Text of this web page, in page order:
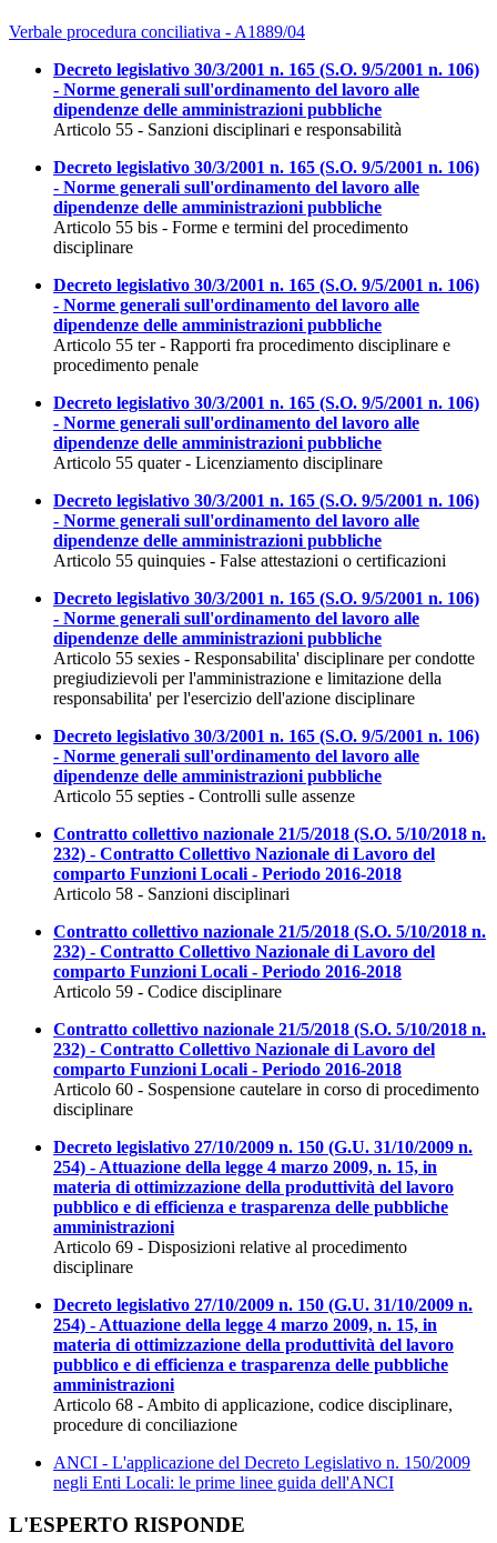
Verbale procedura conciliativa - A1889/04
Decreto legislativo 30/3/2001 n. 165 (S.O. 9/5/2001 n. 106)
- Norme generali sull'ordinamento del lavoro alle
dipendenze delle amministrazioni pubbliche
Articolo 55 - Sanzioni disciplinari e responsabilità
Decreto legislativo 30/3/2001 n. 165 (S.O. 9/5/2001 n. 106)
- Norme generali sull'ordinamento del lavoro alle
dipendenze delle amministrazioni pubbliche
Articolo 55 bis - Forme e termini del procedimento
disciplinare
Decreto legislativo 30/3/2001 n. 165 (S.O. 9/5/2001 n. 106)
- Norme generali sull'ordinamento del lavoro alle
dipendenze delle amministrazioni pubbliche
Articolo 55 ter - Rapporti fra procedimento disciplinare e
procedimento penale
Decreto legislativo 30/3/2001 n. 165 (S.O. 9/5/2001 n. 106)
- Norme generali sull'ordinamento del lavoro alle
dipendenze delle amministrazioni pubbliche
Articolo 55 quater - Licenziamento disciplinare
Decreto legislativo 30/3/2001 n. 165 (S.O. 9/5/2001 n. 106)
- Norme generali sull'ordinamento del lavoro alle
dipendenze delle amministrazioni pubbliche
Articolo 55 quinquies - False attestazioni o certificazioni
Decreto legislativo 30/3/2001 n. 165 (S.O. 9/5/2001 n. 106)
- Norme generali sull'ordinamento del lavoro alle
dipendenze delle amministrazioni pubbliche
Articolo 55 sexies - Responsabilita' disciplinare per condotte
pregiudizievoli per l'amministrazione e limitazione della
responsabilita' per l'esercizio dell'azione disciplinare
Decreto legislativo 30/3/2001 n. 165 (S.O. 9/5/2001 n. 106)
- Norme generali sull'ordinamento del lavoro alle
dipendenze delle amministrazioni pubbliche
Articolo 55 septies - Controlli sulle assenze
Contratto collettivo nazionale 21/5/2018 (S.O. 5/10/2018 n.
232) - Contratto Collettivo Nazionale di Lavoro del
comparto Funzioni Locali - Periodo 2016-2018
Articolo 58 - Sanzioni disciplinari
Contratto collettivo nazionale 21/5/2018 (S.O. 5/10/2018 n.
232) - Contratto Collettivo Nazionale di Lavoro del
comparto Funzioni Locali - Periodo 2016-2018
Articolo 59 - Codice disciplinare
Contratto collettivo nazionale 21/5/2018 (S.O. 5/10/2018 n.
232) - Contratto Collettivo Nazionale di Lavoro del
comparto Funzioni Locali - Periodo 2016-2018
Articolo 60 - Sospensione cautelare in corso di procedimento
disciplinare
Decreto legislativo 27/10/2009 n. 150 (G.U. 31/10/2009 n.
254) - Attuazione della legge 4 marzo 2009, n. 15, in
materia di ottimizzazione della produttività del lavoro
pubblico e di efficienza e trasparenza delle pubbliche
amministrazioni
Articolo 69 - Disposizioni relative al procedimento
disciplinare
Decreto legislativo 27/10/2009 n. 150 (G.U. 31/10/2009 n.
254) - Attuazione della legge 4 marzo 2009, n. 15, in
materia di ottimizzazione della produttività del lavoro
pubblico e di efficienza e trasparenza delle pubbliche
amministrazioni
Articolo 68 - Ambito di applicazione, codice disciplinare,
procedure di conciliazione
ANCI - L'applicazione del Decreto Legislativo n. 150/2009
negli Enti Locali: le prime linee guida dell'ANCI
L'ESPERTO RISPONDE